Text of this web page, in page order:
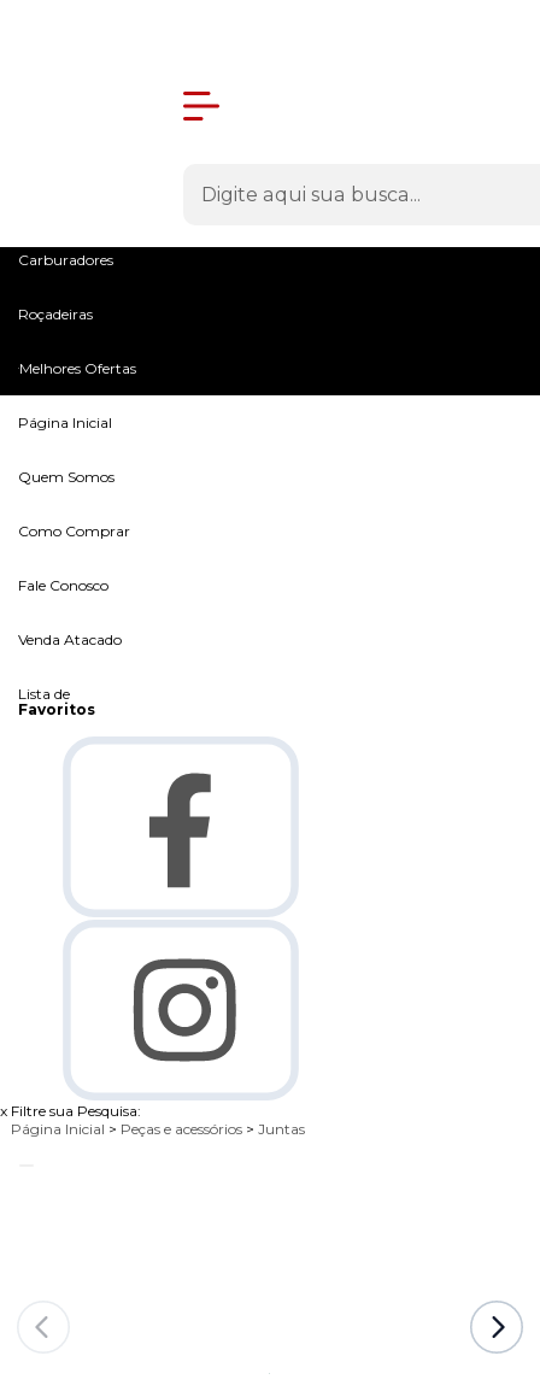
Carburadores
Roçadeiras
Melhores Ofertas
Página Inicial
Quem Somos
Como Comprar
Fale Conosco
Venda Atacado
Lista de
Favoritos
x Filtre sua Pesquisa:
Página Inicial > Peças e acessórios > Juntas